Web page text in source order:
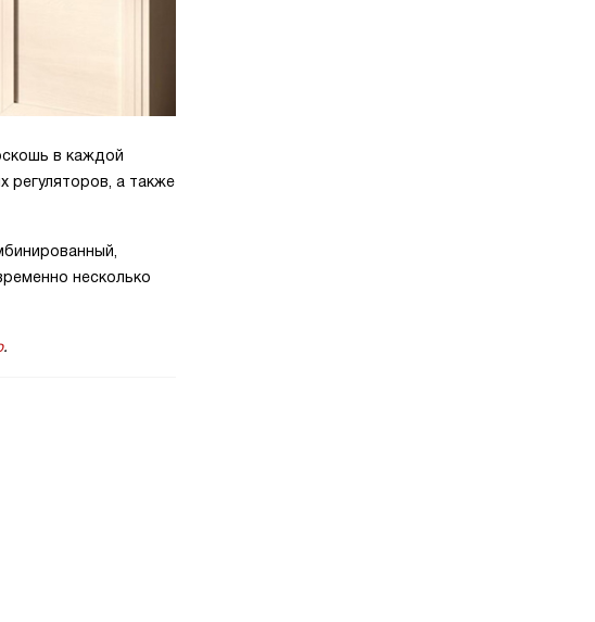
в каждой
а также
несколько
.